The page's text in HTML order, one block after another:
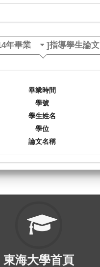
日文系1-4
年畢業 ]指導學生論文
畢業時間
學號
學生姓名
學位
論文名稱
東海大學首頁